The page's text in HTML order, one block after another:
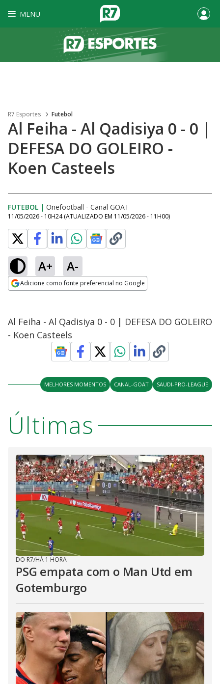
MENU
R7 Esportes Futebol
Al Feiha - Al Qadisiya 0 - 0 |
DEFESA DO GOLEIRO -
Koen Casteels
FUTEBOL | Onefootball - Canal GOAT
11/05/2026 - 10H24 (ATUALIZADO EM 11/05/2026 - 11H00)
A+ A-
Adicione como fonte preferencial no Google
Al Feiha - Al Qadisiya 0 - 0 | DEFESA DO GOLEIRO
- Koen Casteels
MELHORES MOMENTOS CANAL-GOAT SAUDI-PRO-LEAGUE
Últimas
DO R7/HÁ 1 HORA
PSG empata com o Man Utd em
Gotemburgo